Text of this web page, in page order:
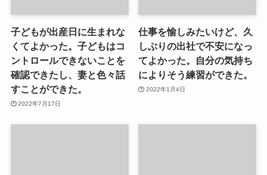
子どもが出産日に生まれな
くてよかった。子どもはコ
ントロールできないことを
確認できたし、妻と色々話
すことができた。
2022年7月17日
仕事を愉しみたいけど、久
しぶりの出社で不安になっ
てよかった。自分の気持ち
によりそう練習ができた。
2022年1月4日